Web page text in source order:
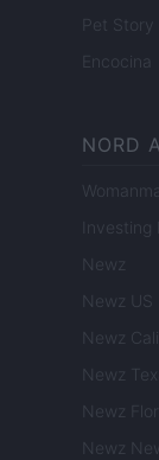
Pet Story
Encocina
NORD
Investing
Newz
Newz US
Newz
Newz
Newz
Newz